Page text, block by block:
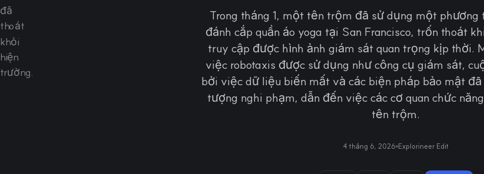
Trong tháng 1, một tên trộm đã sử dụng một
đánh cắp quần áo yoga tại San Francisco, trốn thoát
truy cập được hình ảnh giám sát quan trọng kịp thời.
việc robotaxis được sử dụng như công cụ giám sát,
bởi việc dữ liệu biến mất và các biện pháp bảo mật
tượng nghi phạm, dẫn đến việc các cơ quan chức
tên trộm.
4 tháng 6, 2026 Explorineer Edit